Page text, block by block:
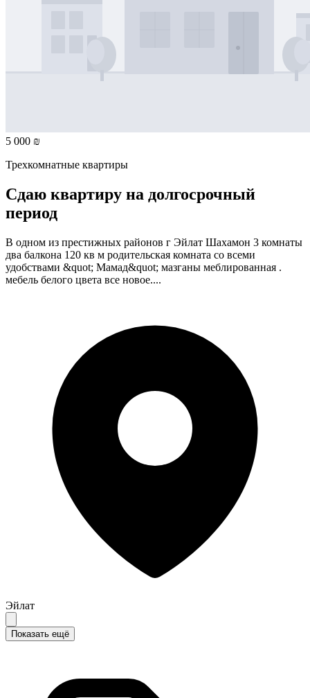
5 000 ₪
Трехкомнатные квартиры
Сдаю квартиру на долгосрочный
период
В одном из престижных районов г Эйлат Шахамон 3 комнаты
два балкона 120 кв м родительская комната со всеми
удобствами &quot; Мамад&quot; мазганы меблированная .
мебель белого цвета все новое....
Эйлат
Показать ещё